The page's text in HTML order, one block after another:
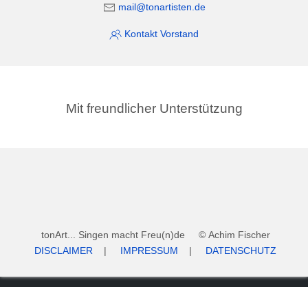
mail@tonartisten.de
Kontakt Vorstand
Mit freundlicher Unterstützung
tonArt... Singen macht Freu(n)de © Achim Fischer
DISCLAIMER | IMPRESSUM | DATENSCHUTZ